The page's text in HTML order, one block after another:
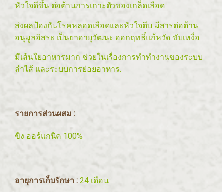
หัวใจดีขึ้น ต่อต้านการเกาะตัวของเกล็ดเลือด
ส่งผลป้องกันโรคหลอดเลือดและหัวใจตีบ มีสารต่อต้าน
อนุมูลอิสระ เป็นยาอายุวัฒนะ ออกฤทธิ์แก้หวัด ขับเหงื่อ
มีเส้นใยอาหารมาก ช่วยในเรื่องการทำทำงานของระบบ
ลำไส้ และระบบการย่อยอาหาร.
รายการส่วนผสม :
ขิง ออร์แกนิค 100%
อายุการเก็บรักษา : 24 เดือน